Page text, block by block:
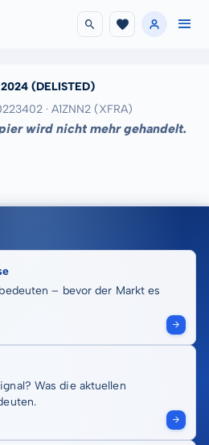
2024 (DELISTED)
· A1ZNN2 (XFRA)
wird nicht mehr gehandelt.
– bevor der Markt es
Was die aktuellen